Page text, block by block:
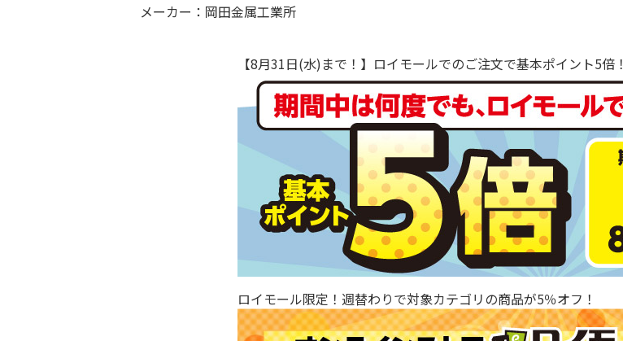
メーカー：岡田金属工業所
【8月31日(水)まで！】ロイモールでのご注文で基本ポイント5倍！
ロイモール限定！週替わりで対象カテゴリの商品が5％オフ！